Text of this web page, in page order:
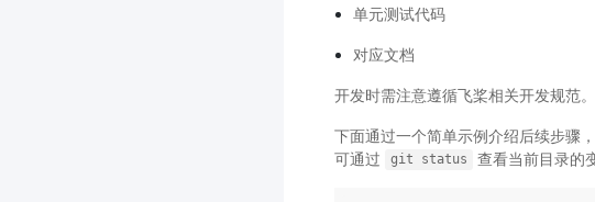
单元测试代码
对应文档
开发时需注意遵循飞桨相关开发规范。
下面通过一个简单示例介绍后续步骤
可通过
git status 查看当前目录的